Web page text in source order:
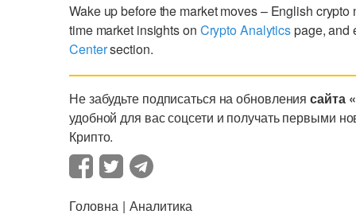
Wake up before the market moves – English
time market insights on Crypto Analyticspage, and
Centersection.
Не забудьте подписаться на обновлениясайта
удобной для вас соцсети и получать первыми
Крипто.
Головна Аналитика